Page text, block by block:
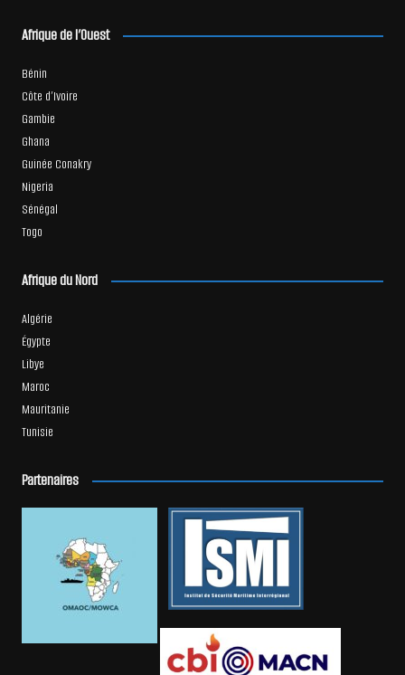
Afrique de l’Ouest
Bénin
Côte d’Ivoire
Gambie
Ghana
Guinée Conakry
Nigeria
Sénégal
Togo
Afrique du Nord
Algérie
Égypte
Libye
Maroc
Mauritanie
Tunisie
Partenaires